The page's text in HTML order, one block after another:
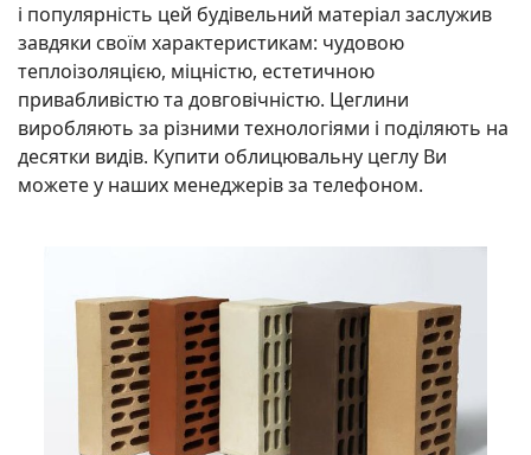
і популярність цей будівельний матеріал заслужив
завдяки своїм характеристикам: чудовою
теплоізоляцією, міцністю, естетичною
привабливістю та довговічністю. Цеглини
виробляють за різними технологіями і поділяють на
десятки видів. Купити облицювальну цеглу Ви
можете у наших менеджерів за телефоном.